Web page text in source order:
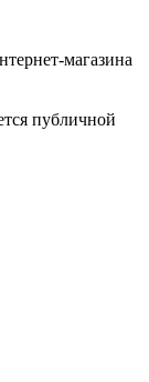
магазина
публичной